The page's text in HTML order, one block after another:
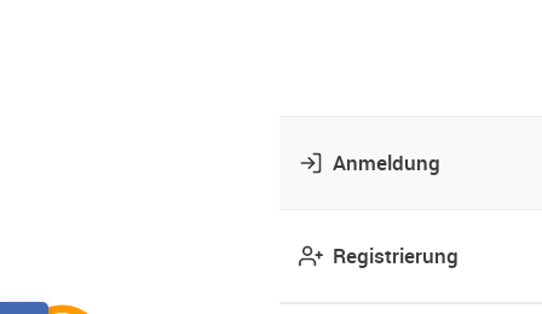
Anmeldung
Registrierung